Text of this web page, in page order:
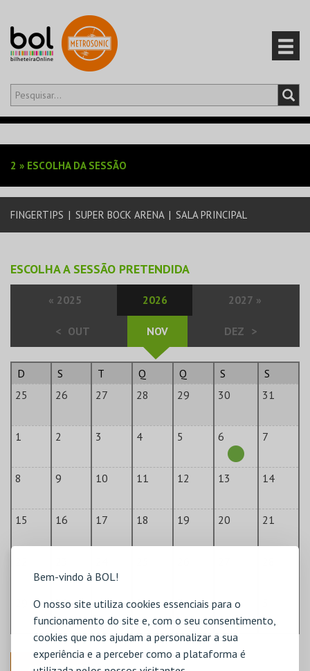
Bem-vindo à BOL!
O nosso site utiliza cookies essenciais para o
funcionamento do site e, com o seu consentimento,
cookies que nos ajudam a personalizar a sua
experiência e a perceber como a plataforma é
Olá,iniciar sessão
EVENTOS
CARTÕES
2 » ESCOLHA DA SESSÃO
FINGERTIPS | SUPER BOCK ARENA | SALA PRINCIPAL
ESCOLHA A SESSÃO PRETENDIDA
« 2025 2026 2027 »
< OUT NOV DEZ >
D S T Q Q S
S
25
26 27 28 29 30 31
1 2 3 4 5 6 7
8 9 10 11 12 13 14
15 16 17 18 19 20 21
30 1 2 3 4